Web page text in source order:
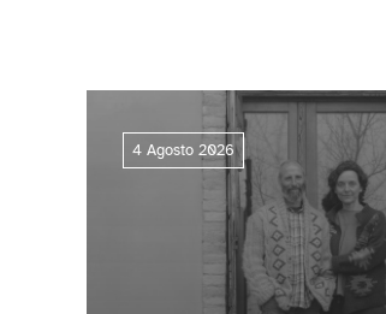
4 Agosto 2026